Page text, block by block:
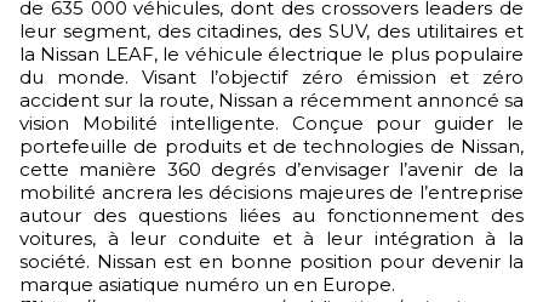
de 635 000 véhicules, dont des crossovers leaders de
leur segment, des citadines, des SUV, des utilitaires et
la Nissan LEAF, le véhicule électrique le plus populaire
du monde. Visant l’objectif zéro émission et zéro
accident sur la route, Nissan a récemment annoncé sa
vision Mobilité intelligente. Conçue pour guider le
portefeuille de produits et de technologies de Nissan,
cette manière 360 degrés d’envisager l’avenir de la
mobilité ancrera les décisions majeures de l’entreprise
autour des questions liées au fonctionnement des
voitures, à leur conduite et à leur intégration à la
société. Nissan est en bonne position pour devenir la
marque asiatique numéro un en Europe.